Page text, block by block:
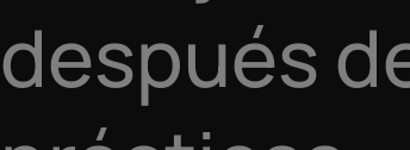
después